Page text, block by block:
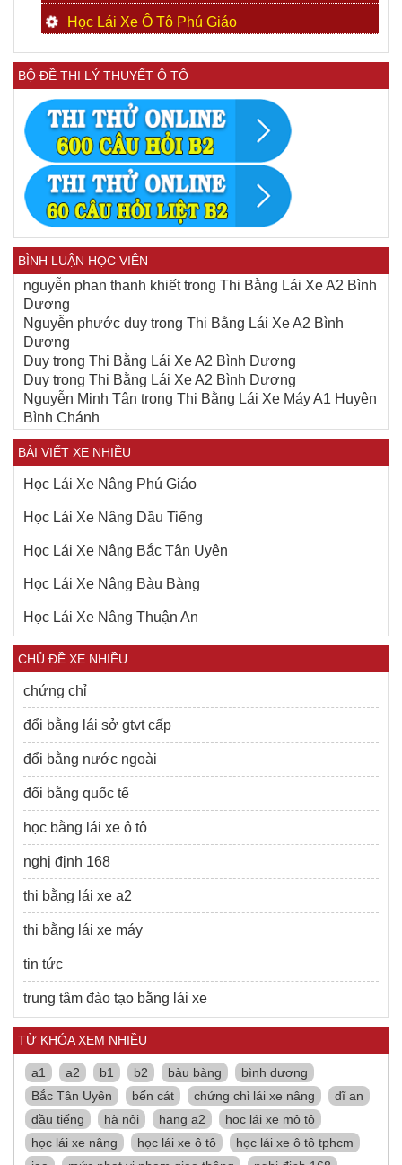
Học Lái Xe Ô Tô Phú Giáo
BỘ ĐỀ THI LÝ THUYẾT Ô TÔ
BÌNH LUẬN HỌC VIÊN
nguyễn phan thanh khiếttrong Thi Bằng Lái Xe A2 Bình
Dương
Nguyễn phước duy trong Thi Bằng Lái Xe A2 Bình
Dương
Duy trong Thi Bằng Lái Xe A2 Bình Dương
Duy trong Thi Bằng Lái Xe A2 Bình Dương
Nguyễn Minh Tân trong Thi Bằng Lái Xe Máy A1 Huyện
Bình Chánh
BÀI VIẾT XE NHIỀU
Học Lái Xe Nâng Phú Giáo
Học Lái Xe Nâng Dầu Tiếng
Học Lái Xe Nâng Bắc Tân Uyên
Học Lái Xe Nâng Bàu Bàng
Học Lái Xe Nâng Thuận An
CHỦ ĐỀ XE NHIỀU
chứng chỉ
đổi bằng lái sở gtvt cấp
đổi bằng nước ngoài
đổi bằng quốc tế
học bằng lái xe ô tô
nghị định 168
thi bằng lái xe a2
thi bằng lái xe máy
tin tức
trung tâm đào tạo bằng lái xe
TỪ KHÓA XEM NHIỀU
a1 a2 b1 b2 bàu bàng
bình dương
Bắc Tân Uyên
bến cát chứng chỉ lái xe nâng
dĩ an
dầu tiếng
hà nội hạng a2
học lái xe mô tô
học lái xe nâng
học lái xe ô tô
học lái xe ô tô tphcm